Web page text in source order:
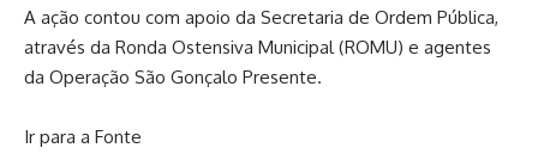
A ação contou com apoio da Secretaria de Ordem Pública,
através da Ronda Ostensiva Municipal (ROMU) e agentes
da Operação São Gonçalo Presente.
Ir para a Fonte